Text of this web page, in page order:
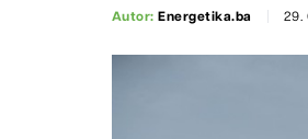
Autor:Energetika.ba 29.